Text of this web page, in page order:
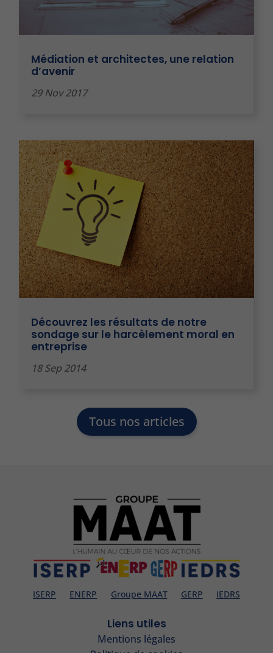
Médiation et architectes, une relation
d’avenir
29 Nov 2017
Découvrez les résultats de notre
sondage sur le harcèlement moral en
entreprise
18 Sep 2014
Tous nos articles
ISERP ENERP Groupe MAAT GERP IEDRS
Liens utiles
Mentions légales